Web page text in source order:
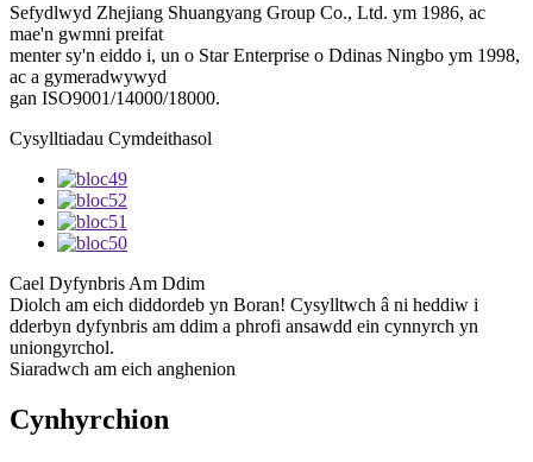
Sefydlwyd Zhejiang Shuangyang Group Co., Ltd. ym 1986, ac
mae'n gwmni preifat
menter sy'n eiddo i, un o Star Enterprise o Ddinas Ningbo ym 1998,
ac a gymeradwywyd
gan ISO9001/14000/18000.
Cysylltiadau Cymdeithasol
Cael Dyfynbris Am Ddim
Diolch am eich diddordeb yn Boran! Cysylltwch â ni heddiw i
dderbyn dyfynbris am ddim a phrofi ansawdd ein cynnyrch yn
uniongyrchol.
Siaradwch am eich anghenion
Cynhyrchion